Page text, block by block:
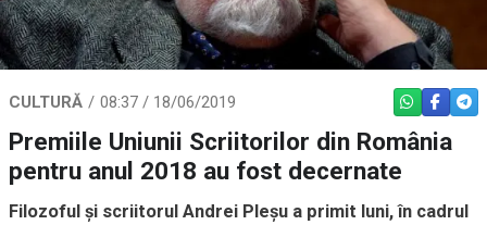
CULTURĂ 08:37 / 18/06/2019 WHATSAPP
Premiile Uniunii Scriitorilor din România
pentru anul 2018 au fost decernate
Filozoful şi scriitorul Andrei Pleşu a primit luni, în cadrul